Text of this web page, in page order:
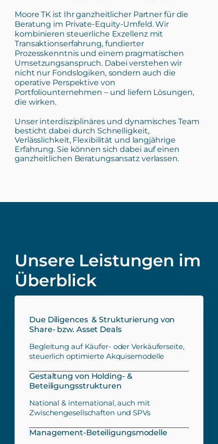
Moore TK ist Ihr ganzheitlicher Partner für die
Beratung im Private-Equity-Umfeld. Wir
kombinieren steuerliche Exzellenz mit
Transaktionserfahrung, fundierter
Prozesskenntnis und einem pragmatischen
Umsetzungsanspruch. Dabei verstehen wir
nicht nur Fondslogiken, sondern auch die
operative Perspektive von
Portfoliounternehmen – und liefern Lösungen,
die wirken.
Unser interdisziplinäres und dynamisches Team
besticht dabei durch Schnelligkeit,
Verlässlichkeit, Flexibilität und langjährige
Erfahrung. Sie können sich dabei auf einen
ganzheitlichen Beratungsansatz verlassen.
Unsere Leistungen im
Überblick
Due Diligences & Strukturierung von
Share- bzw. Asset Deals
Begleitung auf Käufer- oder Verkäuferseite,
steuerlich optimierte Akquisemodelle
Gestaltung von Holding- &
Beteiligungsstrukturen
National & international, auch mit
Zwischengesellschaften und SPVs
Management-Beteiligungsmodelle